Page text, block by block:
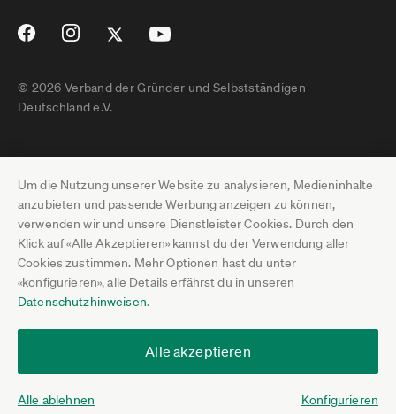
Um die Nutzung unserer Website zu analysieren, Medieninhalte
anzubieten und passende Werbung anzeigen zu können,
verwenden wir und unsere Dienstleister Cookies. Durch den
Klick auf «Alle Akzeptieren» kannst du der Verwendung aller
Cookies zustimmen. Mehr Optionen hast du unter
«konfigurieren», alle Details erfährst du in unseren
Datenschutzhinweisen.
Alle akzeptieren
Alle ablehnen Konfigurieren
© 2026 Verband der Gründer und Selbstständigen
Deutschland e.V.
Impressum
Datenschutz
Pressebereich
Jobs